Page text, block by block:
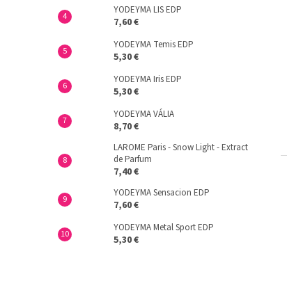
YODEYMA LIS EDP
7,60 €
YODEYMA Temis EDP
5,30 €
YODEYMA Iris EDP
5,30 €
YODEYMA VÁLIA
8,70 €
LAROME Paris - Snow Light - Extract
de Parfum
7,40 €
YODEYMA Sensacion EDP
7,60 €
YODEYMA Metal Sport EDP
5,30 €